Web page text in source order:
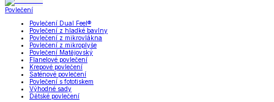
Povlečení
Povlečení Dual Feel®
Povlečení z hladké bavlny
Povlečení z mikrovlákna
Povlečení z mikroplyše
Povlečení Matějovský
Flanelové povlečení
Krepové povlečení
Saténové povlečení
Povlečení s fototiskem
Výhodné sady
Dětské povlečení